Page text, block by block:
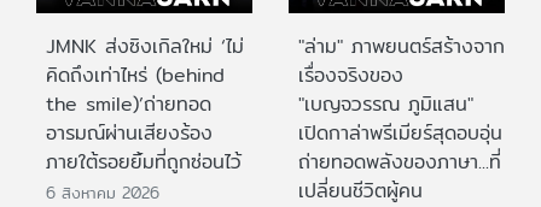
JMNK ส่งซิงเกิลใหม่ ‘ไม่
คิดถึงเท่าไหร่ (behind
the smile)’ถ่ายทอด
อารมณ์ผ่านเสียงร้อง
ภายใต้รอยยิ้มที่ถูกซ่อนไว้
6 สิงหาคม 2026
"ล่าม" ภาพยนตร์สร้างจาก
เรื่องจริงของ
"เบญจวรรณ ภูมิแสน"
เปิดกาล่าพรีเมียร์สุดอบอุ่น
ถ่ายทอดพลังของภาษา...ที่
เปลี่ยนชีวิตผู้คน